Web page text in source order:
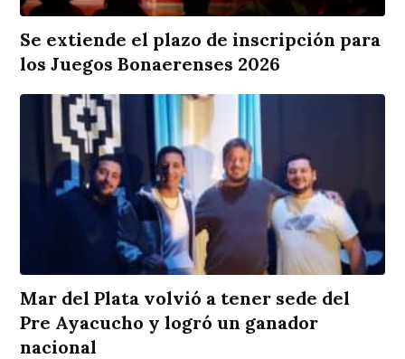
Se extiende el plazo de inscripción para
los Juegos Bonaerenses 2026
Mar del Plata volvió a tener sede del
Pre Ayacucho y logró un ganador
nacional